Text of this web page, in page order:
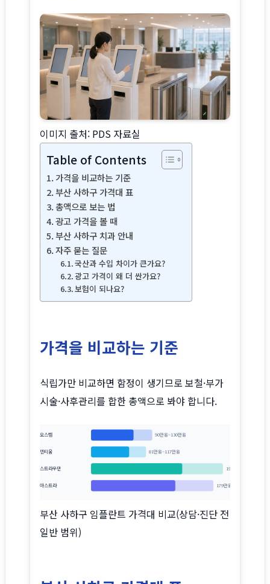
이미지 출처: PDS 자료실
Table of Contents
가격을 비교하는 기준
부산 사하구 가격대 표
총액으로 보는 법
광고 가격을 볼 때
부산 사하구 치과 안내
자주 묻는 질문
국산과 수입 차이가 큰가요?
광고 가격이 왜 더 싼가요?
보험이 되나요?
가격을 비교하는 기준
식립가만 비교하면 함정이 생기므로 보철·부가
시술·사후관리를 합한 총액으로 봐야 합니다.
오스템 90만원~130만원
덴티움 81만원~117만원
스트라우만 193만원~279만원
아스트라 179만원~259만원
부산 사하구 임플란트 가격대 비교(상담·진단 전
일반 범위)